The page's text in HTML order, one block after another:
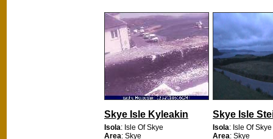
Skye Isle Kyleakin
Isola: Isle Of Skye
Area: Skye
Skye Isle
Isola: Isle Of Skye
Area: Skye